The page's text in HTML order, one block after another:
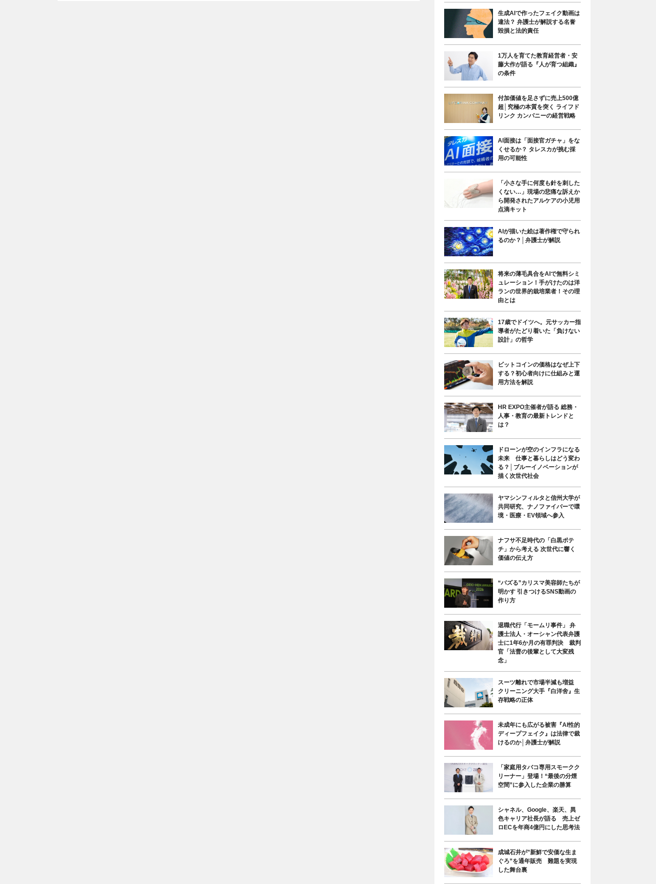
生成AIで作ったフェイク動画は
違法？ 弁護士が解説する名誉
毀損と法的責任
1万人を育てた教育経営者・安
藤大作が語る『人が育つ組織』
の条件
付加価値を足さずに売上500億
超│究極の本質を突く ライフド
リンク カンパニーの経営戦略
AI面接は「面接官ガチャ」をな
くせるか？ タレスカが挑む採
用の可能性
「小さな手に何度も針を刺した
くない…」現場の悲痛な訴えか
ら開発されたアルケアの小児用
点滴キット
AIが描いた絵は著作権で守られ
るのか？│弁護士が解説
将来の薄毛具合をAIで無料シミ
ュレーション！手がけたのは洋
ランの世界的栽培業者！その理
由とは
17歳でドイツへ。元サッカー指
導者がたどり着いた「負けない
設計」の哲学
ビットコインの価格はなぜ上下
する？初心者向けに仕組みと運
用方法を解説
HR EXPO主催者が語る 総務・
人事・教育の最新トレンドと
は？
ドローンが空のインフラになる
未来 仕事と暮らしはどう変わ
る？│ブルーイノベーションが
描く次世代社会
ヤマシンフィルタと信州大学が
共同研究、ナノファイバーで環
境・医療・EV領域へ参入
ナフサ不足時代の「白黒ポテ
チ」から考える 次世代に響く
価値の伝え方
“バズる”カリスマ美容師たちが
明かす 引きつけるSNS動画の
作り方
退職代行「モームリ事件」 弁
護士法人・オーシャン代表弁護
士に1年6か月の有罪判決 裁判
官「法曹の後輩として大変残
念」
スーツ離れで市場半減も増益
クリーニング大手『白洋舍』生
存戦略の正体
未成年にも広がる被害『AI性的
ディープフェイク』は法律で裁
けるのか│弁護士が解説
「家庭用タバコ専用スモークク
リーナー」登場！“最後の分煙
空間”に参入した企業の勝算
シャネル、Google、楽天、異
色キャリア社長が語る 売上ゼ
ロECを年商4億円にした思考法
成城石井が”新鮮で安価な生ま
ぐろ”を通年販売 難題を実現
した舞台裏